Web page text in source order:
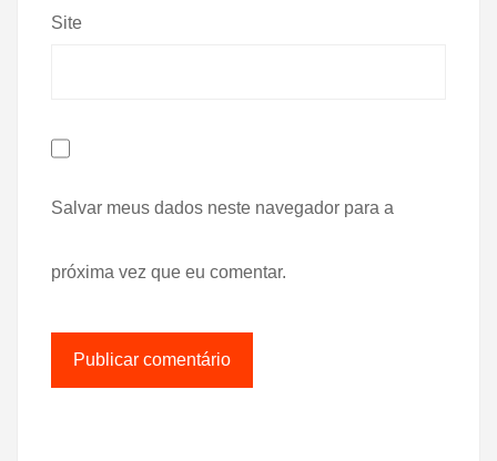
Site
Salvar meus dados neste navegador para a
próxima vez que eu comentar.